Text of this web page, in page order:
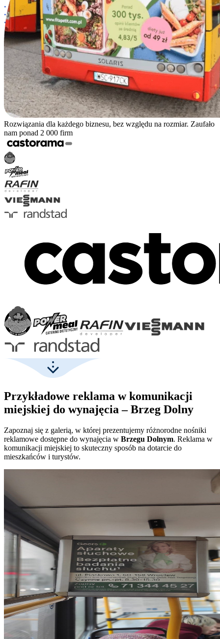
Rozwiązania dla każdego biznesu, bez względu na rozmiar. Zaufało
nam ponad 2 000 firm
Przykładowe reklama w komunikacji
miejskiej do wynajęcia – Brzeg Dolny
Zapoznaj się z galerią, w której prezentujemy różnorodne nośniki
reklamowe dostępne do wynajęcia w Brzegu Dolnym. Reklama w
komunikacji miejskiej to skuteczny sposób na dotarcie do
mieszkańców i turystów.